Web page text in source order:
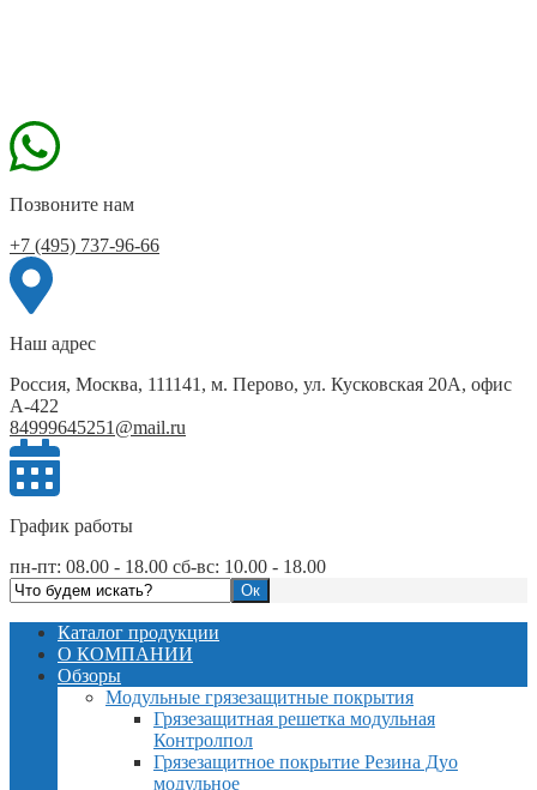
Позвоните нам
+7 (495) 737-96-66
Наш адрес
Россия, Москва, 111141, м. Перово, ул. Кусковская 20А, офис
А-422
84999645251@mail.ru
График работы
пн-пт: 08.00 - 18.00 сб-вс: 10.00 - 18.00
Каталог продукции
О КОМПАНИИ
Обзоры
Модульные грязезащитные покрытия
Грязезащитная решетка модульная
Контролпол
Грязезащитное покрытие Резина Дуо
модульное